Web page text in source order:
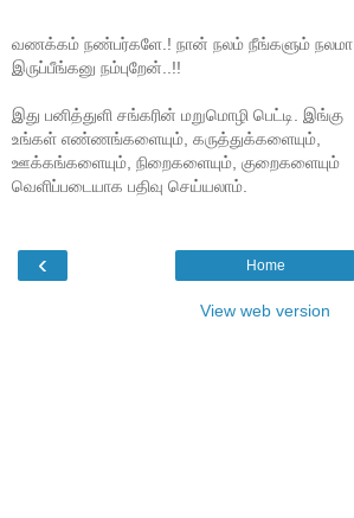
வணக்கம் நண்பர்களே.! நான் நலம் நீங்களும் நலமா
இருப்பீங்கனு நம்புறேன்..!!
இது பனித்துளி சங்கரின் மறுமொழி பெட்டி. இங்கு
உங்கள் எண்ணங்களையும், கருத்துக்களையும்,
ஊக்கங்களையும், நிறைகளையும், குறைகளையும்
வெளிப்படையாக பதிவு செய்யலாம்.
‹ Home
View web version